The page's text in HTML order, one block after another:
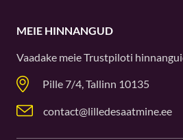
MEIE HINNANGUD
Vaadake meieTrustpiloti
Pille 7/4, Tallinn 10135
contact@lilledesaatmine.ee